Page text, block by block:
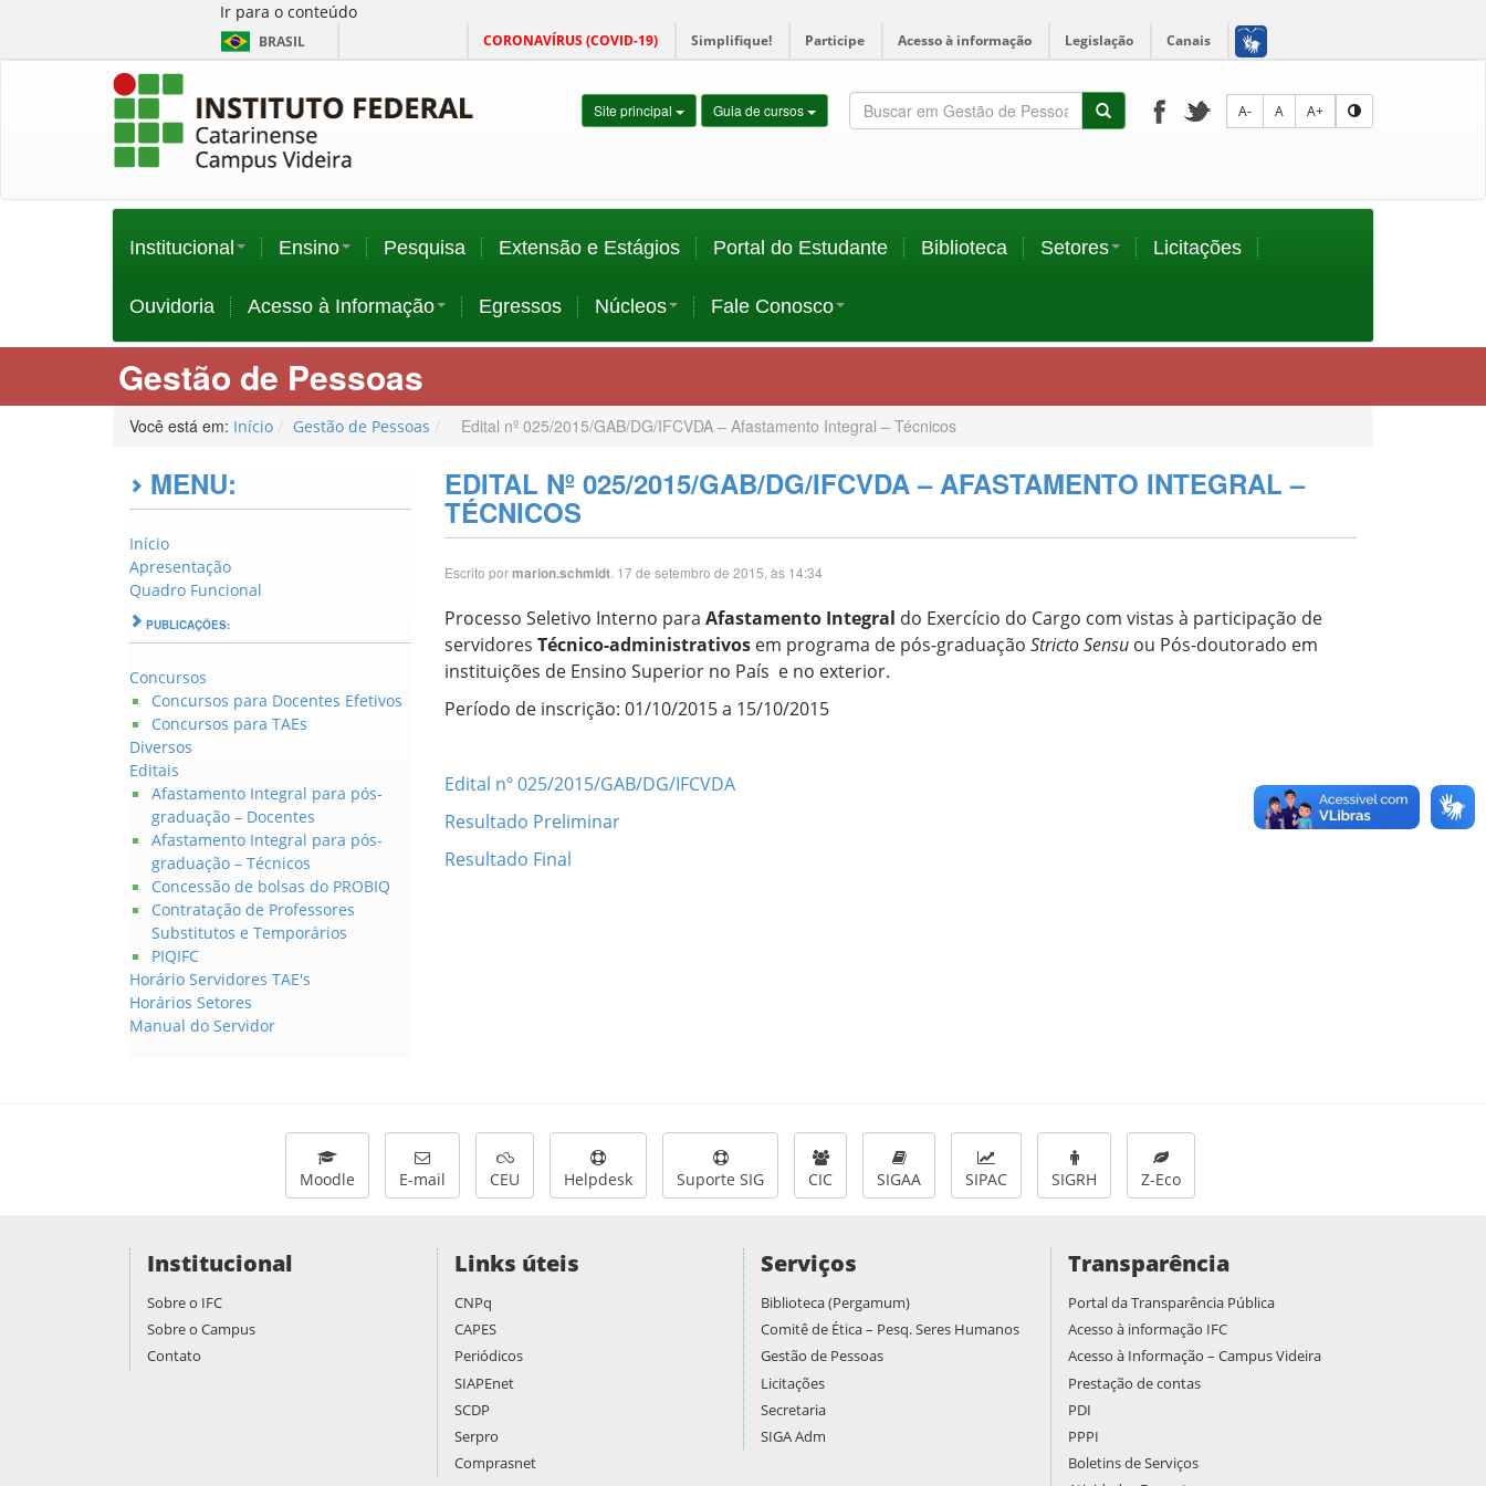
Ir para o conteúdo
BRASIL CORONAVÍRUS (COVID-19) Simplifique! Participe Acesso à informação Legislação Canais
Site principal Guia de cursos A- A A+
Institucional Ensino Pesquisa Extensão e Estágios Portal do Estudante Biblioteca Setores Licitações
Ouvidoria Acesso à Informação Egressos Núcleos Fale Conosco
Gestão de Pessoas
Você está em: Início Gestão de Pessoas Edital nº 025/2015/GAB/DG/IFCVDA – Afastamento Integral – Técnicos
MENU:
Início
Apresentação
Quadro Funcional
PUBLICAÇÕES:
Concursos
Concursos para Docentes Efetivos
Concursos para TAEs
Diversos
Editais
Afastamento Integral para pós-
graduação – Docentes
Afastamento Integral para pós-
graduação – Técnicos
Concessão de bolsas do PROBIQ
Contratação de Professores
Substitutos e Temporários
PIQIFC
Horário Servidores TAE's
Horários Setores
Manual do Servidor
EDITAL Nº 025/2015/GAB/DG/IFCVDA – AFASTAMENTO INTEGRAL –
TÉCNICOS
Escrito pormarion.schmidt . 17 de setembro de 2015, às 14:34
Processo Seletivo Interno para Afastamento Integral do Exercício do Cargo com vistas à participação de
servidores Técnico-administrativos em programa de pós-graduação Stricto Sensu ou Pós-doutorado em
instituições de Ensino Superior no País e no exterior.
Período de inscrição: 01/10/2015 a 15/10/2015
Edital nº 025/2015/GAB/DG/IFCVDA
Resultado Preliminar
Resultado Final
Moodle E-mail CEU Helpdesk Suporte SIG CIC SIGAA SIPAC SIGRH Z-Eco
Institucional
Sobre o IFC
Sobre o Campus
Contato
Links úteis
CNPq
CAPES
Periódicos
SIAPEnet
SCDP
Serpro
Comprasnet
Serviços
Biblioteca (Pergamum)
Comitê de Ética – Pesq. Seres Humanos
Gestão de Pessoas
Licitações
Secretaria
SIGA Adm
Transparência
Portal da Transparência Pública
Acesso à informação IFC
Acesso à Informação – Campus Videira
Prestação de contas
PDI
PPPI
Boletins de Serviços